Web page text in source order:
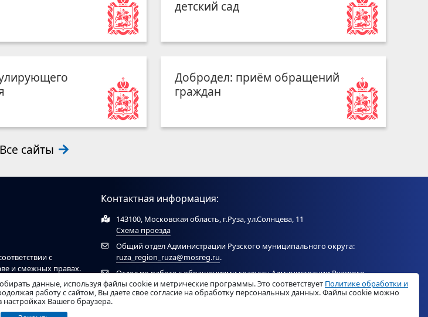
детский сад
Добродел: приём обращений
граждан
Все сайты
с
и смежных правах.
на сайт
Контактная информация:
143100, Московская область, г.Руза, ул.Солнцева, 11
Схема проезда
Общий отдел Администрации Рузского муниципального округа:
ruza_region_ruza@mosreg.ru.
Отдел по работе с обращениями граждан Администрации Рузского
муниципального округа: ruza_og_argo@mosreg.ru.
данные, используя файлы cookie и метрические программы. Это соответствует Политике обработки и
работу с сайтом, Вы даете свое согласие на обработку персональных данных. Файлы cookie можно
настройках Вашего браузера.